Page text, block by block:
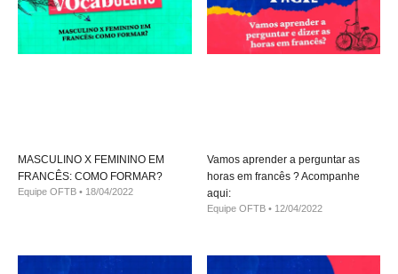
MASCULINO X FEMININO EM
FRANCÊS: COMO FORMAR?
Equipe OFTB 18/04/2022
Vamos aprender a perguntar as
horas em francês ? Acompanhe
aqui:
Equipe OFTB 12/04/2022